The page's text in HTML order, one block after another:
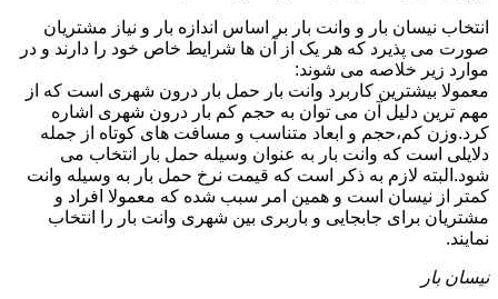
انتخاب نیسان بار و وانت بار بر اساس اندازه بار و نیاز مشتریان
صورت می پذیرد که هر یک از آن ها شرایط خاص خود را دارند و در
موارد زیر خلاصه می شوند:
معمولا بیشترین کاربرد وانت بار حمل بار درون شهری است که از
مهم ترین دلیل آن می توان به حجم کم بار درون شهری اشاره
کرد.وزن کم،حجم و ابعاد متناسب و مسافت های کوتاه از جمله
دلایلی است که وانت بار به عنوان وسیله حمل بار انتخاب می
شود.البته لازم به ذکر است که قیمت نرخ حمل بار به وسیله وانت
کمتر از نیسان است و همین امر سبب شده که معمولا افراد و
مشتریان برای جابجایی و باربری بین شهری وانت بار را انتخاب
نمایند.
نیسان بار